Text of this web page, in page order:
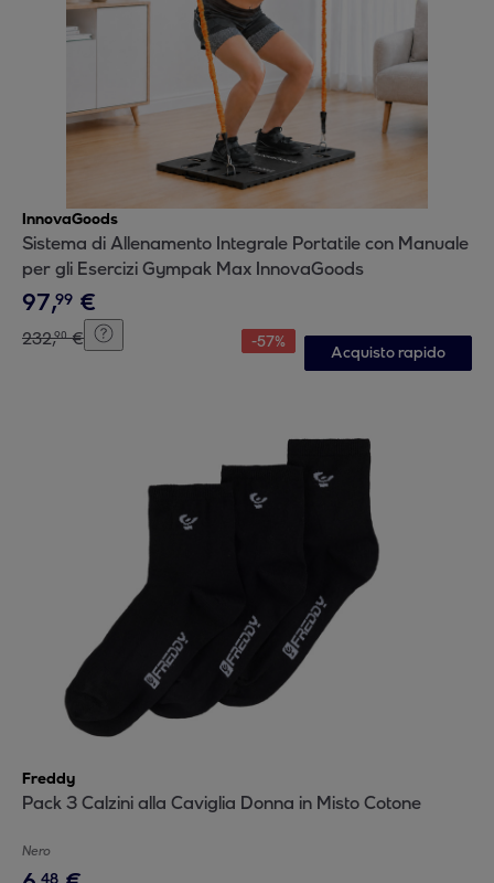
InnovaGoods
Sistema di Allenamento Integrale Portatile con Manuale
per gli Esercizi Gympak Max InnovaGoods
97,99 €
232,90 € -57%
Acquisto rapido
Freddy
Pack 3 Calzini alla Caviglia Donna in Misto Cotone
Nero
48